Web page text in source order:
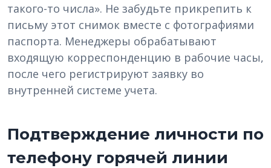
такого-то числа». Не забудьте прикрепить к
письму этот снимок вместе с фотографиями
паспорта. Менеджеры обрабатывают
входящую корреспонденцию в рабочие часы,
после чего регистрируют заявку во
внутренней системе учета.
Подтверждение личности по
телефону горячей линии